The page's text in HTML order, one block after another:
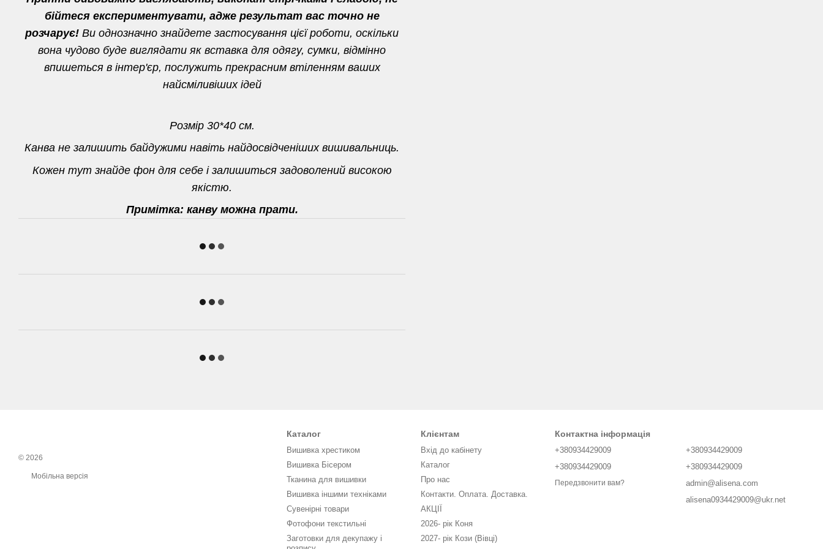
бійтеся експериментувати, адже результат вас точно не
розчарує! Ви однозначно знайдете застосування цієї роботи, оскільки
вона чудово буде виглядати як вставка для одягу, сумки, відмінно
впишеться в інтер'єр, послужить прекрасним втіленням ваших
найсміливіших ідей
Розмір 30*40 см.
Канва не залишить байдужими навіть найдосвідченіших вишивальниць.
Кожен тут знайде фон для себе і залишиться задоволений високою
якістю.
Примітка: канву можна прати.
© 2026
Мобільна версія
Каталог
Вишивка хрестиком
Вишивка Бісером
Тканина для вишивки
Вишивка іншими техніками
Сувенірні товари
Фотофони текстильні
Заготовки для декупажу і
Клієнтам
Вхід до кабінету
Каталог
Про нас
Контакти. Оплата. Доставка.
АКЦІЇ
2026- рік Коня
2027- рік Кози (Вівці)
Контактна інформація
+380934429009
+380934429009
Передзвонити вам?
+380934429009
+380934429009
admin@alisena.com
alisena0934429009@ukr.net